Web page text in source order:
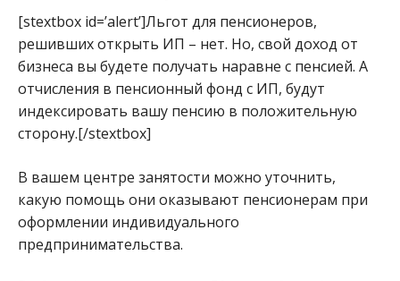
[stextbox id=’alert’]Льгот для пенсионеров,
решивших открыть ИП – нет. Но, свой доход от
бизнеса вы будете получать наравне с пенсией. А
отчисления в пенсионный фонд с ИП, будут
индексировать вашу пенсию в положительную
сторону.[/stextbox]
В вашем центре занятости можно уточнить,
какую помощь они оказывают пенсионерам при
оформлении индивидуального
предпринимательства.